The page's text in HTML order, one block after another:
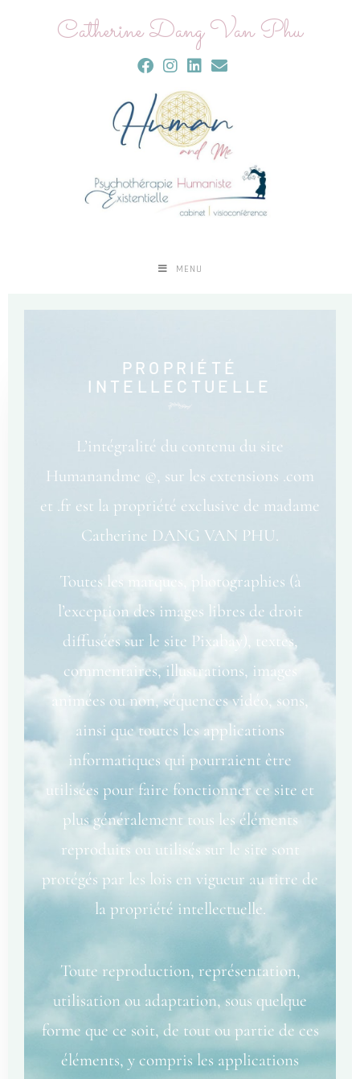
Catherine Dang Van Phu
MENU
PROPRIÉTÉ
INTELLECTUELLE
L’intégralité du contenu du site
Humanandme ©, sur les extensions .com
et .fr est la propriété exclusive de madame
Catherine DANG VAN PHU.
Toutes les marques, photographies (à
l’exception des images libres de droit
diffusées sur le site Pixabay), textes,
commentaires, illustrations, images
animées ou non, séquences vidéo, sons,
ainsi que toutes les applications
informatiques qui pourraient être
utilisées pour faire fonctionner ce site et
plus généralement tous les éléments
reproduits ou utilisés sur le site sont
protégés par les lois en vigueur au titre de
la propriété intellectuelle.
Toute reproduction, représentation,
utilisation ou adaptation, sous quelque
forme que ce soit, de tout ou partie de ces
éléments, y compris les applications